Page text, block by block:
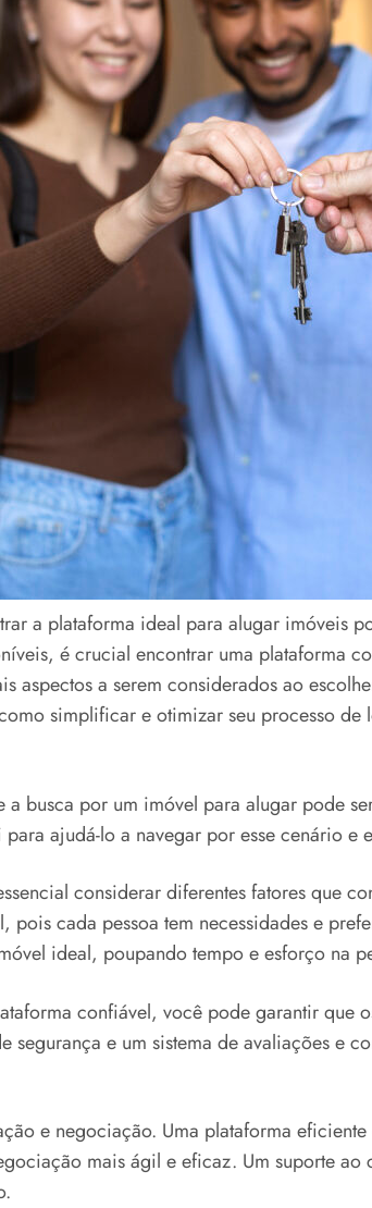
a plataforma ideal para alugar imóveis
é crucial encontrar uma plataforma
a serem considerados ao
simplificar e otimizar seu processo
busca por um imóvel para alugar pode
ajudá-lo a navegar por esse cenário e
considerar diferentes fatores que
cada pessoa tem necessidades e
ideal, poupando tempo e esforço na
confiável, você pode garantir que
e um sistema de avaliações e
e negociação. Uma plataforma
mais ágil e eficaz. Um suporte